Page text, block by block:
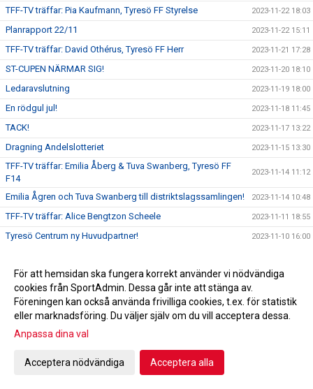
TFF-TV träffar: Pia Kaufmann, Tyresö FF Styrelse 2023-11-22 18:03
Planrapport 22/11 2023-11-22 15:11
TFF-TV träffar: David Othérus, Tyresö FF Herr 2023-11-21 17:28
ST-CUPEN NÄRMAR SIG! 2023-11-20 18:10
Ledaravslutning 2023-11-19 18:00
En rödgul jul! 2023-11-18 11:45
TACK! 2023-11-17 13:22
Dragning Andelslotteriet 2023-11-15 13:30
TFF-TV träffar: Emilia Åberg & Tuva Swanberg, Tyresö FF
F14
2023-11-14 11:12
Emilia Ågren och Tuva Swanberg till distriktslagssamlingen! 2023-11-14 10:48
TFF-TV träffar: Alice Bengtzon Scheele 2023-11-11 18:55
Tyresö Centrum ny Huvudpartner! 2023-11-10 16:00
Alice Bengtzon Scheele till Tyresö FF Dam! 2023-11-08 19:00
TFF-TV träffar: Adam Bergström, Tyresö FF P18
Adam Bergström ny huvudtränare i P18! 2023-11-07 19:00
Ledarakademin närmar sig!
För att hemsidan ska fungera korrekt använder vi nödvändiga
cookies från SportAdmin. Dessa går inte att stänga av.
Föreningen kan också använda frivilliga cookies, t.ex. för statistik
eller marknadsföring. Du väljer själv om du vill acceptera dessa.
Anpassa dina val
Acceptera nödvändiga Acceptera alla